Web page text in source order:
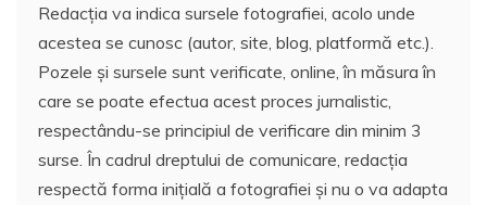
Redacția va indica sursele fotografiei, acolo unde
acestea se cunosc (autor, site, blog, platformă etc.).
Pozele și sursele sunt verificate, online, în măsura în
care se poate efectua acest proces jurnalistic,
respectându-se principiul de verificare din minim 3
surse. În cadrul dreptului de comunicare, redacția
respectă forma inițială a fotografiei și nu o va adapta